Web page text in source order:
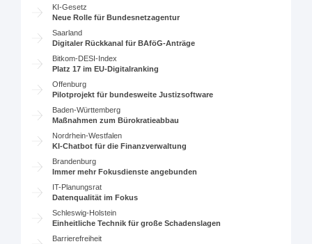
KI-Gesetz
Neue Rolle für Bundesnetzagentur
Saarland
Digitaler Rückkanal für BAföG-Anträge
Bitkom-DESI-Index
Platz 17 im EU-Digitalranking
Offenburg
Pilotprojekt für bundesweite Justizsoftware
Baden-Württemberg
Maßnahmen zum Bürokratieabbau
Nordrhein-Westfalen
KI-Chatbot für die Finanzverwaltung
Brandenburg
Immer mehr Fokusdienste angebunden
IT-Planungsrat
Datenqualität im Fokus
Schleswig-Holstein
Einheitliche Technik für große Schadenslagen
Barrierefreiheit